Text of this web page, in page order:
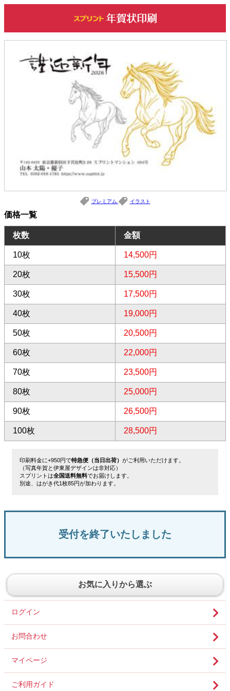
プレミアム イラスト
価格一覧
枚数 金額
10枚 14,500円
20枚 15,500円
30枚 17,500円
40枚 19,000円
50枚 20,500円
60枚 22,000円
70枚 23,500円
80枚 25,000円
90枚 26,500円
100枚 28,500円
印刷料金に+950円で特急便（当日出荷） がご利用いただけます。
（写真年賀と伊東屋デザインは非対応）
スプリントは全国送料無料でお届けします。
別途、はがき代1枚85円が加わります。
受付を終了いたしました
お気に入りから選ぶ
ログイン
お問合わせ
マイページ
ご利用ガイド